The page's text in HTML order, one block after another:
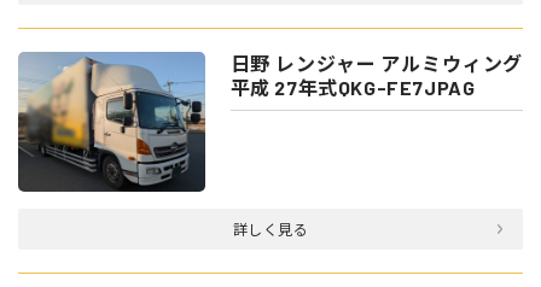
日野 レンジャー アルミウィング
平成 27年式QKG-FE7JPAG
詳しく見る